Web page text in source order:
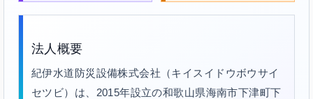
法人概要
紀伊水道防災設備株式会社（キイスイドウボウサイ
セツビ）は、2015年設立の和歌山県海南市下津町下